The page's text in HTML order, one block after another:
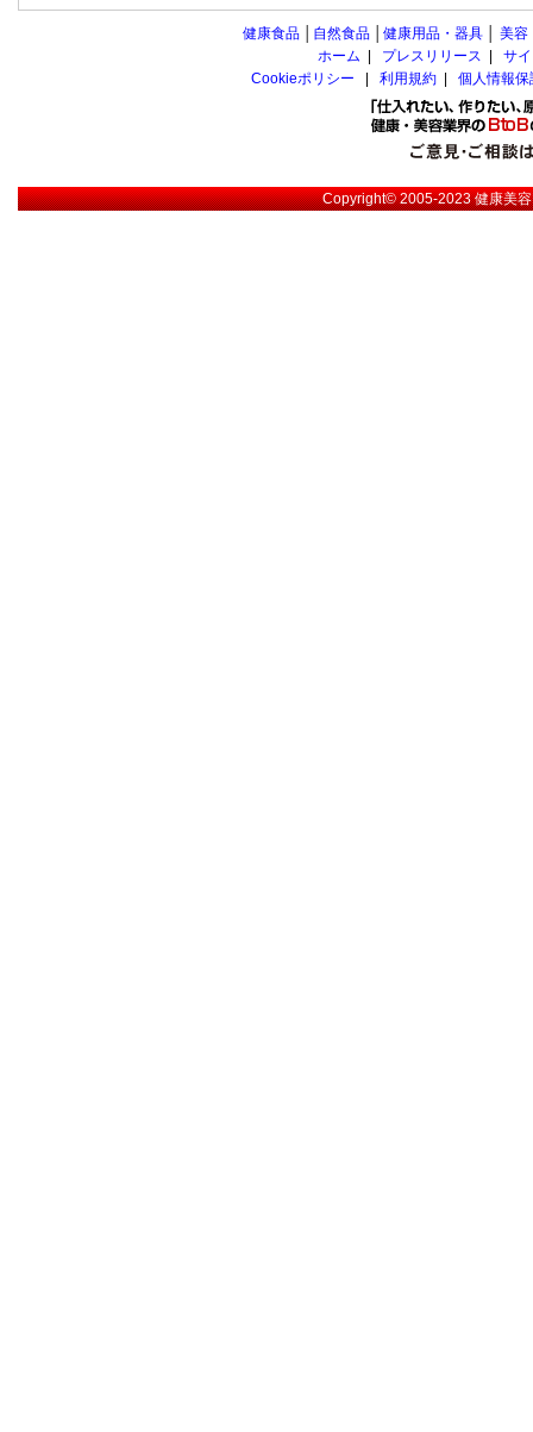
健康食品 自然食品 健康用品・器具 美容
ホーム
プレスリリース
サ
Cookieポリシー
利用規約 個人情報
Copyright© 2005-2023健康美